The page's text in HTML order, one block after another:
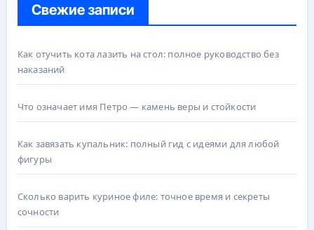
Свежие записи
Как отучить кота лазить на стол: полное руководство без
наказаний
Что означает имя Петро — камень веры и стойкости
Как завязать купальник: полный гид с идеями для любой
фигуры
Сколько варить куриное филе: точное время и секреты
сочности